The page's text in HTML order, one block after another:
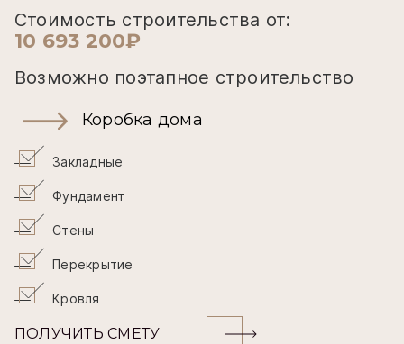
Стоимость строительства от:
10 693 200₽
Возможно поэтапное строительство
Коробка дома
Закладные
Фундамент
Стены
Перекрытие
Кровля
ПОЛУЧИТЬ СМЕТУ